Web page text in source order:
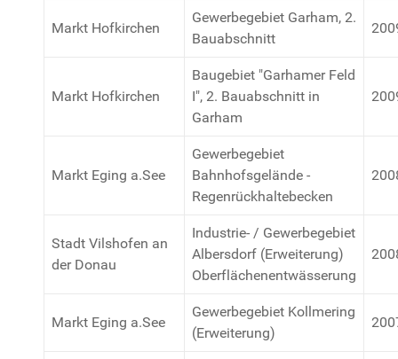
Markt Hofkirchen
Gewerbegebiet Garham, 2.
Bauabschnitt
Markt Hofkirchen
Baugebiet "Garhamer Feld
I", 2. Bauabschnitt in
Garham
Markt Eging a.See
Gewerbegebiet
Bahnhofsgelände -
Regenrückhaltebecken
Stadt Vilshofen an
der Donau
Industrie- / Gewerbegebiet
Albersdorf (Erweiterung)
Oberflächenentwässerung
Markt Eging a.See
Gewerbegebiet Kollmering
(Erweiterung)